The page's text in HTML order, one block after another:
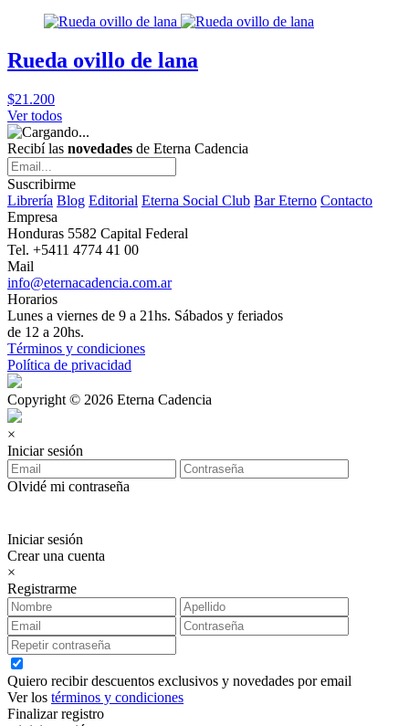
Rueda ovillo de lana
$21.200
Ver todos
Recibí las novedades de Eterna Cadencia
Suscribirme
Librería Blog Editorial Eterna Social Club Bar Eterno Contacto
Empresa
Honduras 5582 Capital Federal
Tel. +5411 4774 41 00
Mail
info@eternacadencia.com.ar
Horarios
Lunes a viernes de 9 a 21hs. Sábados y feriados
de 12 a 20hs.
Términos y condiciones
Política de privacidad
Copyright © 2026 Eterna Cadencia
×
Iniciar sesión
Olvidé mi contraseña
Iniciar sesión
Crear una cuenta
×
Registrarme
Quiero recibir descuentos exclusivos y novedades por email
Ver los términos y condiciones
Finalizar registro